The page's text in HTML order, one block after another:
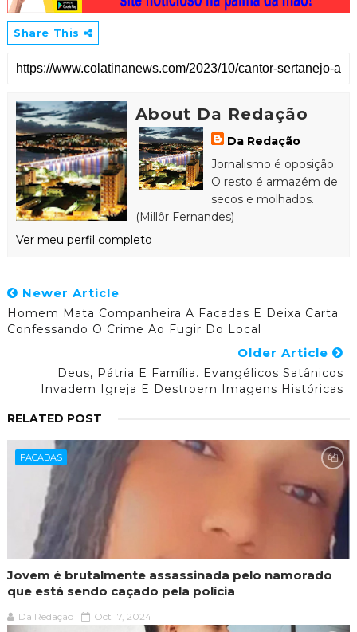
Share This
About Da Redação
Da Redação
Jornalismo é oposição.
O resto é armazém de
secos e molhados.
(Millôr Fernandes)
Ver meu perfil completo
Newer Article
Homem Mata Companheira A Facadas E Deixa Carta
Confessando O Crime Ao Fugir Do Local
Older Article
Deus, Pátria E Família. Evangélicos Satânicos
Invadem Igreja E Destroem Imagens Históricas
RELATED POST
FACADAS
Jovem é brutalmente assassinada pelo namorado
que está sendo caçado pela polícia
Da Redação Oct 17, 2024